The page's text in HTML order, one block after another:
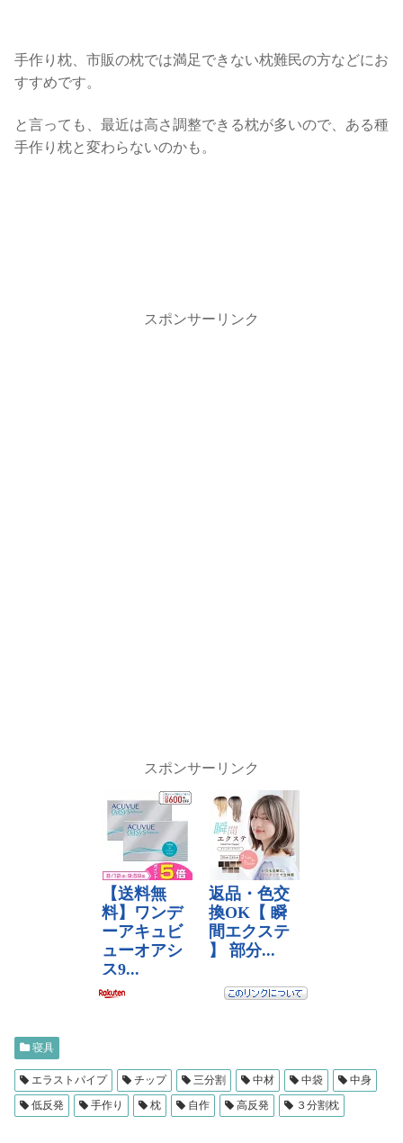
手作り枕、市販の枕では満足できない枕難民の方などにお
すすめです。
と言っても、最近は高さ調整できる枕が多いので、ある種
手作り枕と変わらないのかも。
スポンサーリンク
スポンサーリンク
寝具
エラストパイプ チップ 三分割 中材 中袋
中身
低反発
手作り 枕 自作 高反発 ３分割枕